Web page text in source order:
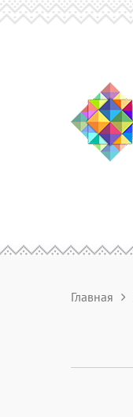
Главная